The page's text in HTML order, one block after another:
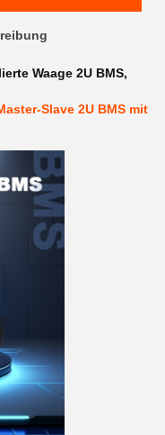
Waage 2U BMS,
Slave 2U BMS mit